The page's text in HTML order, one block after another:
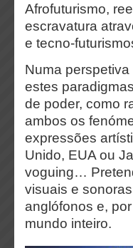
Afrofuturismo,
escravatura
e tecno-
Numa
estes
de poder, como
ambos os
expressões
Unido, EUA ou
voguing…
visuais e
anglófonos e,
mundo inteiro.